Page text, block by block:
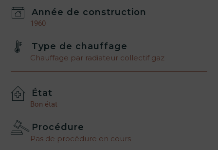
Année de construction
1960
Type de chauffage
Chauffage par radiateur collectif gaz
État
Bon état
Procédure
Pas de procédure en cours